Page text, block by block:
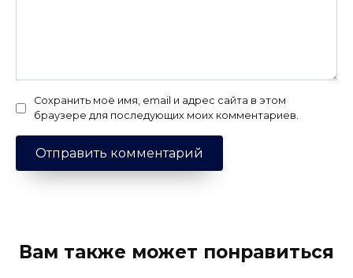
Сохранить моё имя, email и адрес сайта в этом
браузере для последующих моих комментариев.
Вам также может понравиться